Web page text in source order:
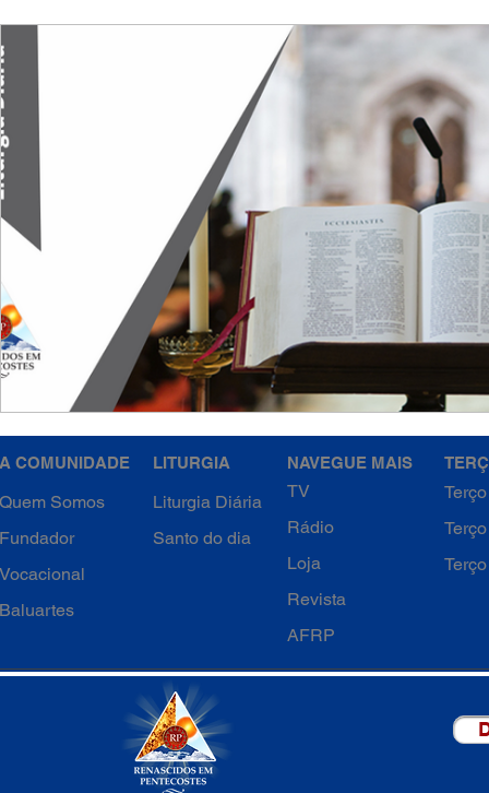
A COMUNIDADE
Quem Somos
Fundador
Vocacional
Baluartes
LITURGIA
Liturgia Diária
Santo do dia
NAVEGUE MAIS
TV
Rádio
Loja
Revista
AFRP